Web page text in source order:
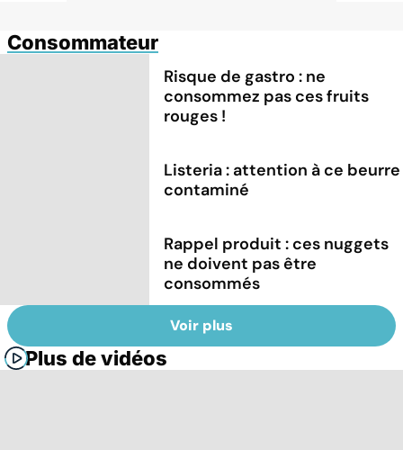
Consommateur
Risque de gastro : ne
consommez pas ces fruits
rouges !
Listeria : attention à ce beurre
contaminé
Rappel produit : ces nuggets
ne doivent pas être
consommés
Voir plus
Plus de vidéos